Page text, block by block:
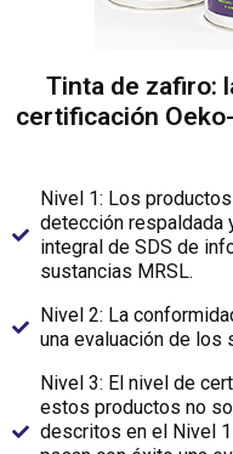
Tinta de zafiro:
certificación
Nivel 1: Los
detección respaldada
integral de SDS de
sustancias MRSL.
Nivel 2: La
una evaluación de
Nivel 3: El nivel de
estos productos no
descritos en el Nivel